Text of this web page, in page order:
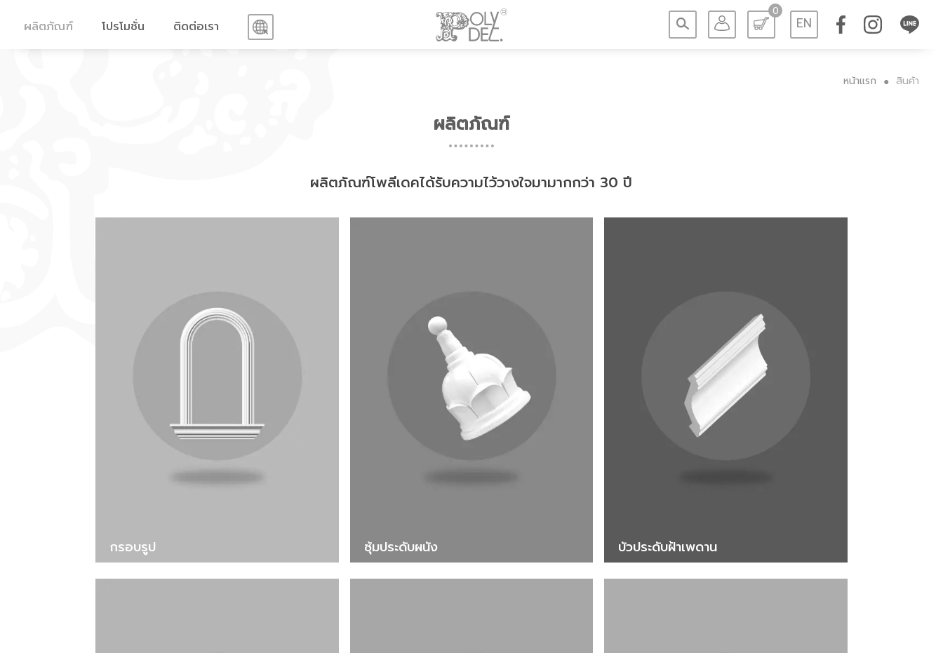
ผลิตภัณฑ์ โปรโมชั่น ติดต่อเรา
0
EN
หน้าแรก ● สินค้า
ผลิตภัณฑ์
ผลิตภัณฑ์โพลีเดคได้รับความไว้วางใจมามากกว่า 30 ปี
กรอบรูป ซุ้มประดับผนัง บัวประดับฝ้าเพดาน